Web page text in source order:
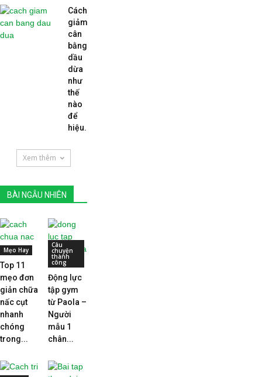
Cách
giảm
cân
bằng
dầu
dừa
như
thế
nào
để
hiệu...
Xem thêm
BÀI NGẪU NHIÊN
Mẹo Hay
Top 11
mẹo đơn
giản chữa
nấc cụt
nhanh
chóng
trong...
Câu
chuyện
thành
công
Động lực
tập gym
từ Paola –
Người
mẫu 1
chân...